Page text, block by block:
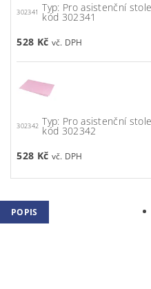
302341 Typ: Pro asistenční
kód 302341
528 Kč
302342 Typ: Pro asistenční
kód 302342
528 Kč
POPIS